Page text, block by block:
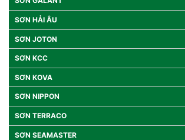
SƠN HẢI ÂU
SƠN JOTON
SƠN KCC
SƠN KOVA
SƠN NIPPON
SƠN TERRACO
SƠN SEAMASTER